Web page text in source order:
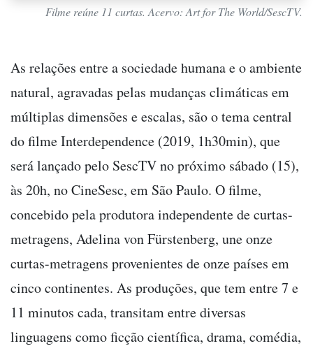
Filme reúne 11 curtas. Acervo: Art for The World/SescTV.
As relações entre a sociedade humana e o ambiente
natural, agravadas pelas mudanças climáticas em
múltiplas dimensões e escalas, são o tema central
do filme Interdependence (2019, 1h30min), que
será lançado pelo SescTV no próximo sábado (15),
às 20h, no CineSesc, em São Paulo. O filme,
concebido pela produtora independente de curtas-
metragens, Adelina von Fürstenberg, une onze
curtas-metragens provenientes de onze países em
cinco continentes. As produções, que tem entre 7 e
11 minutos cada, transitam entre diversas
linguagens como ficção científica, drama, comédia,